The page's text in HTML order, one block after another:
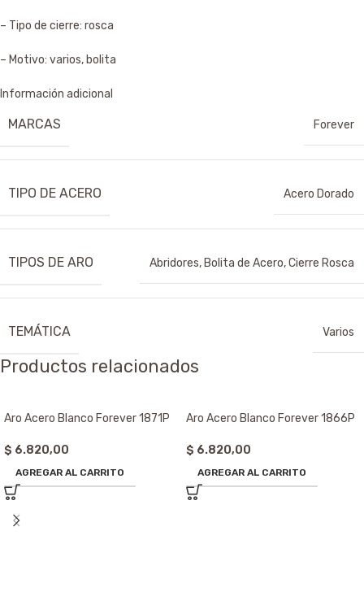
– Tipo de cierre: rosca
– Motivo: varios, bolita
Información adicional
MARCAS Forever
TIPO DE ACERO Acero Dorado
TIPOS DE ARO Abridores, Bolita de Acero,Cierre Rosca
TEMÁTICA Varios
Productos relacionados
Aro Acero Blanco Forever 1871P
$ 6.820,00
AGREGAR AL CARRITO
Aro Acero Blanco Forever 1866P
$ 6.820,00
AGREGAR AL CARRITO